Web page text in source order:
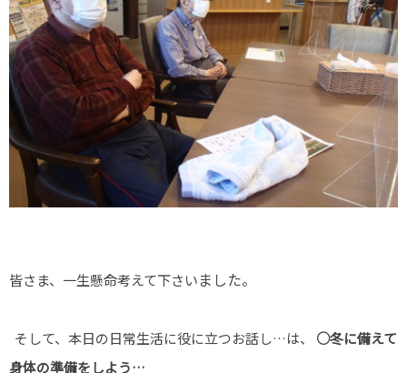
皆さま、一生懸命考えて下さいました。
そして、本日の日常生活に役に立つお話し…は、 ○冬に備えて
身体の準備をしよう…